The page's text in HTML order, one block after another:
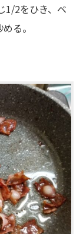
1/2をひき、ベ
る。